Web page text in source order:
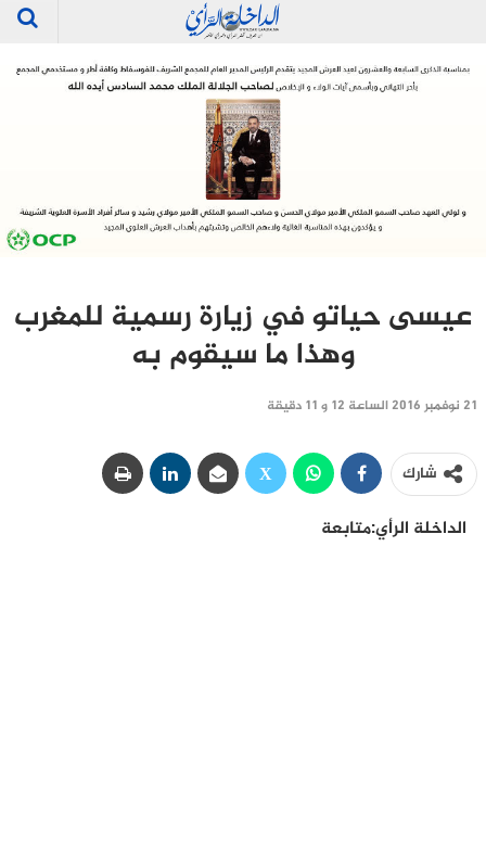
عيسى حياتو في زيارة رسمية للمغرب
وهذا ما سيقوم به
21 نوفمبر 2016 الساعة 12 و 11 دقيقة
شارك
الداخلة الرأي:متابعة